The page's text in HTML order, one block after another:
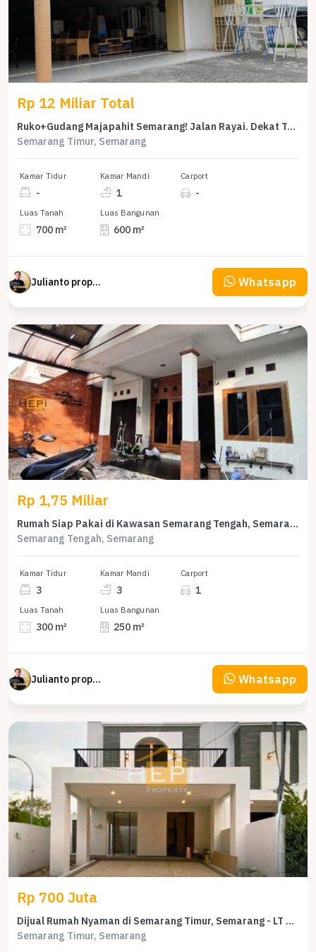
Rp 12 Miliar Total
Ruko+Gudang Majapahit Semarang! Jalan Rayai. Dekat Tol Gayamsari
Semarang Timur, Semarang
Kamar Tidur
-
Kamar Mandi
1
Carport
-
Luas Tanah
700 m²
Luas Bangunan
600 m²
Julianto property Julianto Whatsapp
Rp 1,75 Miliar
Rumah Siap Pakai di Kawasan Semarang Tengah, Semarang, LT 300m²
Semarang Tengah, Semarang
Kamar Tidur
3
Kamar Mandi
3
Carport
1
Luas Tanah
300 m²
Luas Bangunan
250 m²
Julianto property Julianto Whatsapp
Rp 700 Juta
Dijual Rumah Nyaman di Semarang Timur, Semarang - LT 86m²
Semarang Timur, Semarang